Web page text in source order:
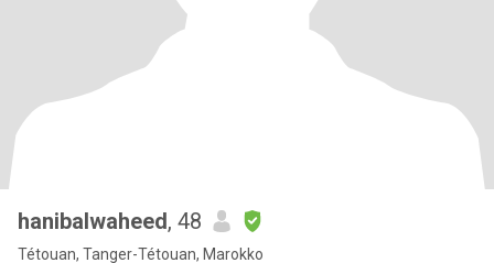
hanibalwaheed, 48
Tétouan, Tanger-Tétouan, Marokko